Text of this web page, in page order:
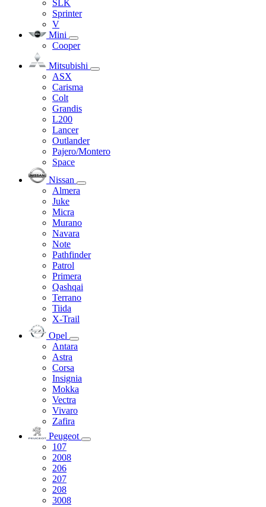
SLK
Sprinter
V
Mini
Cooper
Mitsubishi
ASX
Carisma
Colt
Grandis
L200
Lancer
Outlander
Pajero/Montero
Space
Nissan
Almera
Juke
Micra
Murano
Navara
Note
Pathfinder
Patrol
Primera
Qashqai
Terrano
Tiida
X-Trail
Opel
Antara
Astra
Corsa
Insignia
Mokka
Vectra
Vivaro
Zafira
Peugeot
107
2008
206
207
208
3008